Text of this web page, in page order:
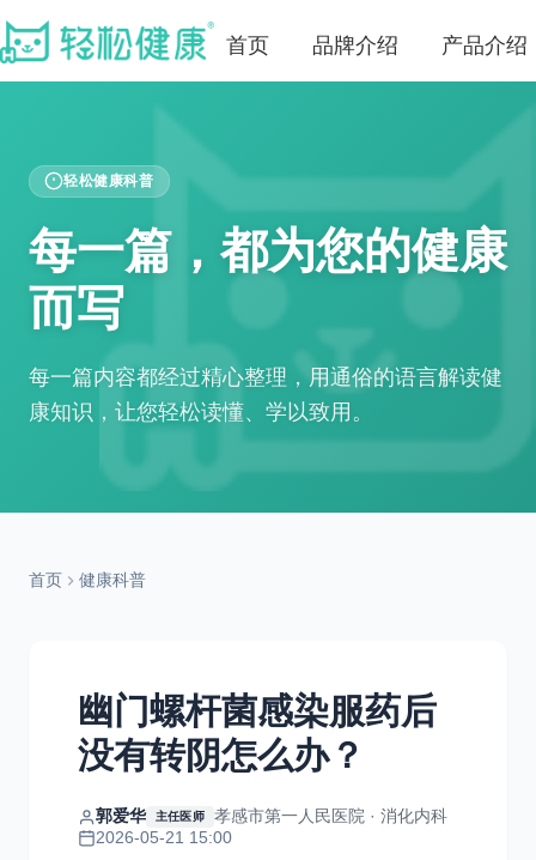
首页 品牌介绍 产品介绍
轻松健康科普
每一篇，都为您的健康
而写
每一篇内容都经过精心整理，用通俗的语言解读健
康知识，让您轻松读懂、学以致用。
首页 健康科普
幽门螺杆菌感染服药后
没有转阴怎么办？
郭爱华 主任医师
孝感市第一人民医院 · 消化内科
2026-05-21 15:00